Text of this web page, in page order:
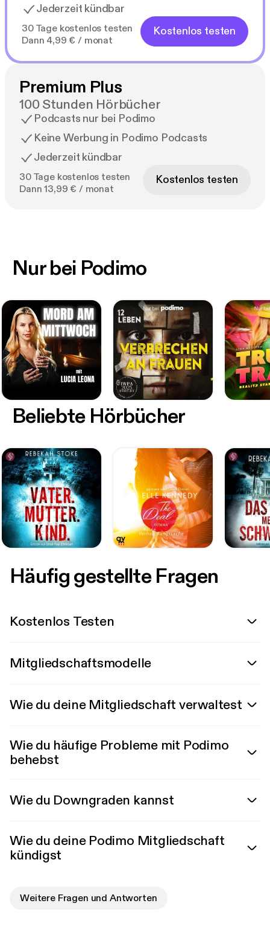
Jederzeit kündbar
30 Tage kostenlos testen
Dann 4,99 € / monat
Kostenlos testen
Premium Plus
100 Stunden Hörbücher
Podcasts nur bei Podimo
Keine Werbung in Podimo Podcasts
Jederzeit kündbar
30 Tage kostenlos testen
Dann 13,99 € / monat
Kostenlos testen
Nur bei Podimo
Beliebte Hörbücher
Häufig gestellte Fragen
Kostenlos Testen
Mitgliedschaftsmodelle
Wie du deine Mitgliedschaft verwaltest
Wie du häufige Probleme mit Podimo
behebst
Wie du Downgraden kannst
Wie du deine Podimo Mitgliedschaft
kündigst
Weitere Fragen und Antworten